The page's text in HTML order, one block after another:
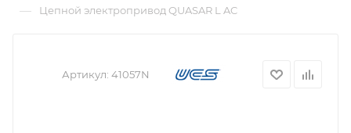
— Цепной электропривод QUASAR L AC
Артикул: 41057N